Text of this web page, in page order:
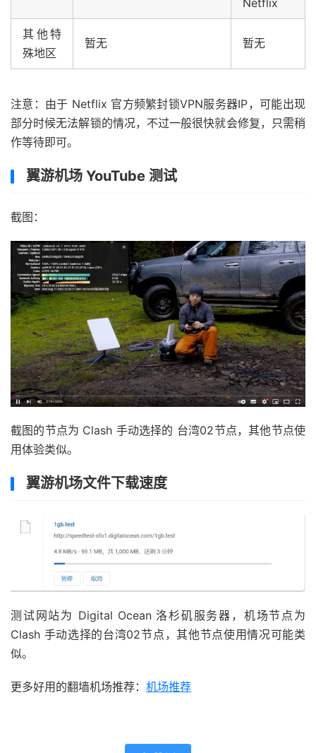
其他特
殊地区
暂无 暂无
注意：由于 Netflix 官方频繁封锁VPN服务器IP，可能出现
部分时候无法解锁的情况，不过一般很快就会修复，只需稍
作等待即可。
翼游机场 YouTube 测试
截图：
截图的节点为 Clash 手动选择的 台湾02节点，其他节点使
用体验类似。
翼游机场文件下载速度
测试网站为 Digital Ocean 洛杉矶服务器，机场节点为
Clash 手动选择的台湾02节点，其他节点使用情况可能类
似。
更多好用的翻墙机场推荐： 机场推荐